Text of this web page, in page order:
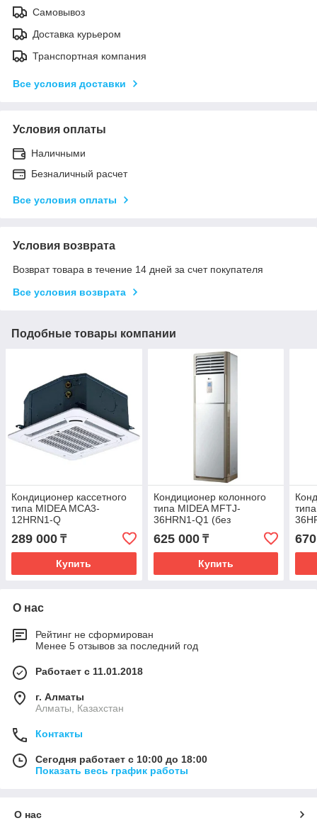
Самовывоз
Доставка курьером
Транспортная компания
Все условия доставки
Условия оплаты
Наличными
Безналичный расчет
Все условия оплаты
Условия возврата
Возврат товара в течение 14 дней за счет покупателя
Все условия возврата
Подобные товары компании
Кондиционер кассетного
типа MIDEA MCA3-
12HRN1-Q
289 000 ₸
Купить
Кондиционер колонного
типа MIDEA MFTJ-
36HRN1-Q1 (без
инсталяции)
625 000₸
Купить
О нас
Рейтинг не сформирован
Менее 5 отзывов за последний год
Работает с 11.01.2018
г. Алматы
Алматы, Казахстан
Контакты
Сегодня работает с 10:00 до 18:00
Показать весь график работы
О нас